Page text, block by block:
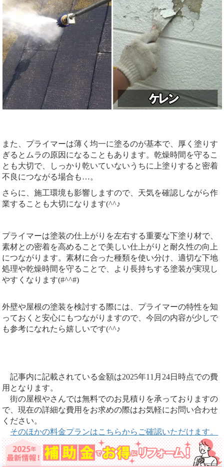
また、プライマーは薄く均一に塗るのが基本で、厚く塗りす
ぎるとムラの原因になることもあります。乾燥時間を守るこ
とも大切で、しっかり乾いていないうちに上塗りすると密着
不良につながる場合も…。
さらに、施工環境も影響しますので、天気を確認しながら作
業することも大切になります(^^♪
プライマーは塗装の仕上がりを左右する重要な下塗り材で、
素材との密着を高めることで美しい仕上がりと耐久性の向上
につながります。素材に合った種類を使い分け、適切な下地
処理や乾燥時間を守ることで、より長持ちする塗装が実現し
やすくなります(#^^#)
外壁や屋根の塗装を検討する際には、プライマーの特性を知
っておくと安心にもつながりますので、今回の内容が少しで
も参考になれたら嬉しいです(^^♪
記事内に記載されている金額は2025年11月24日時点での費
用となります。
街の屋根やさんでは無料でのお見積りを承っておりますの
で、現在の詳細な費用をお求めの際はお気軽にお問い合わせ
ください。
そのほかの料金プランはこちらからご確認いただけます。